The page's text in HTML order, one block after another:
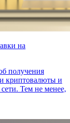
на
получения
криптовалюты и
Тем не менее,